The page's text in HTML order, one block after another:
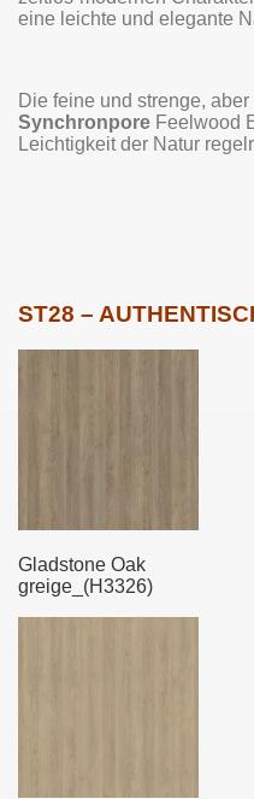
eine leichte und elegante
Die feine und strenge, aber
Synchronpore Feelwood
Leichtigkeit der Natur
ST28 –
Gladstone Oak
greige_(H3326)